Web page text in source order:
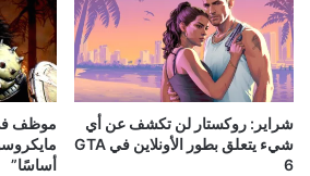
شراير: روكستار لن تكشف عن أي
شيء يتعلق بطور الأونلاين في GTA
6
أساسًا”